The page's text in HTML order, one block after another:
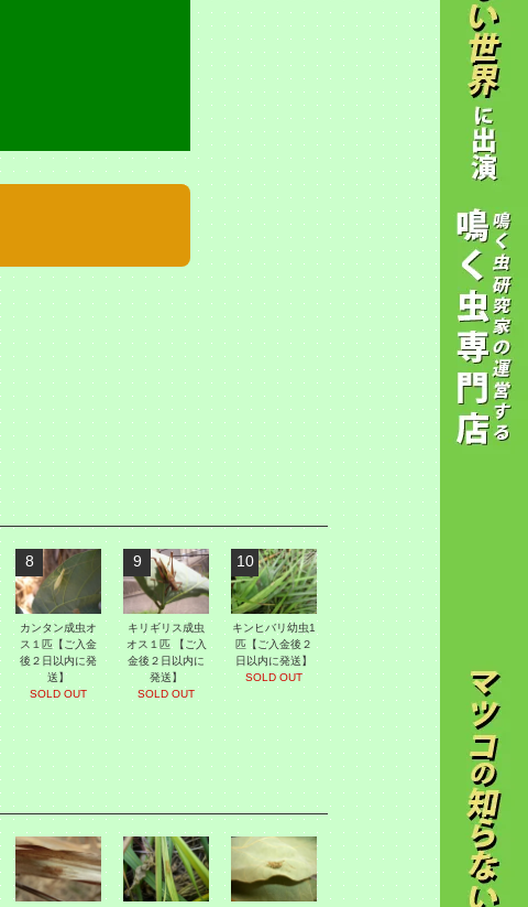
8
カンタン成虫オ
ス１匹【ご入金
後２日以内に発
送】
SOLD OUT
9
キリギリス成虫
オス１匹 【ご入
金後２日以内に
発送】
SOLD OUT
10
キンヒバリ幼虫1
匹【ご入金後２
日以内に発送】
SOLD OUT